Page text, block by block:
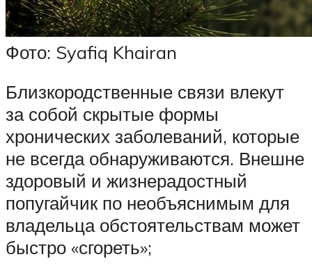
Фото: Syafiq Khairan
Близкородственные связи влекут
за собой скрытые формы
хронических заболеваний, которые
не всегда обнаруживаются. Внешне
здоровый и жизнерадостный
попугайчик по необъяснимым для
владельца обстоятельствам может
быстро «сгореть»;